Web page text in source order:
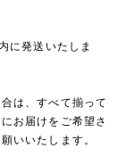
に発送いたしま
は、すべて揃って
お届けをご希望さ
いいたします。